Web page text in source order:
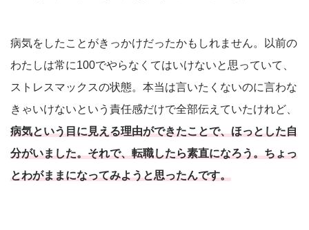
病気をしたことがきっかけだったかもしれません。以前の
わたしは常に100でやらなくてはいけないと思っていて、
ストレスマックスの状態。本当は言いたくないのに言わな
きゃいけないという責任感だけで全部伝えていたけれど、
病気という目に見える理由ができたことで、ほっとした自
分がいました。それで、転職したら素直になろう。ちょっ
とわがままになってみようと思ったんです。